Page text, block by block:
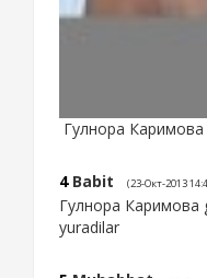
Гулнора Каримова
4 Babit (23-Окт-2013
Гулнора Каримова
yuradilar